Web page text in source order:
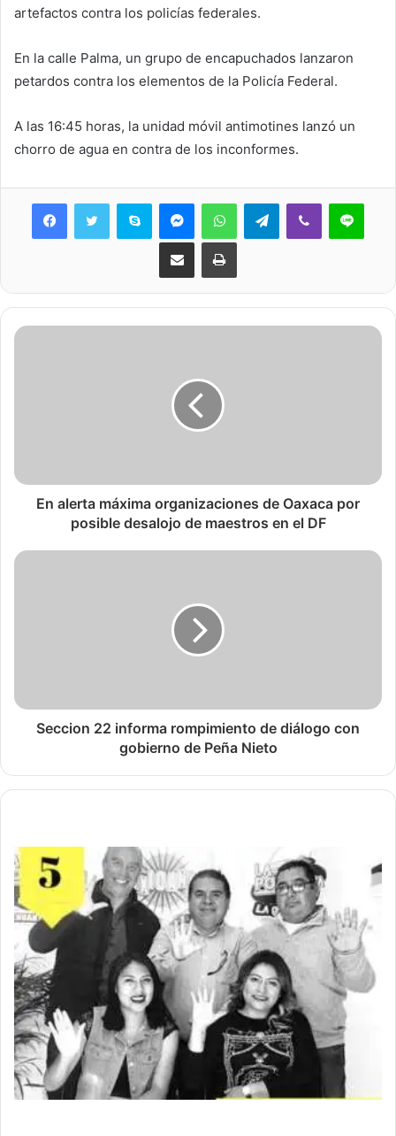
artefactos contra los policías federales.
En la calle Palma, un grupo de encapuchados lanzaron
petardos contra los elementos de la Policía Federal.
A las 16:45 horas, la unidad móvil antimotines lanzó un
chorro de agua en contra de los inconformes.
Skype MessengerWhatsAppTelegramViber Line
Share via Email Print
En alerta máxima organizaciones de Oaxaca por
posible desalojo de maestros en el DF
Seccion 22 informa rompimiento de diálogo con
gobierno de Peña Nieto